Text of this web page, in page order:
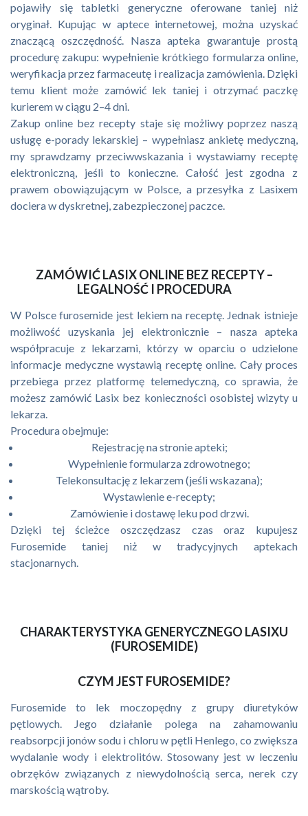
pojawiły się tabletki generyczne oferowane taniej niż
oryginał. Kupując w aptece internetowej, można uzyskać
znaczącą oszczędność. Nasza apteka gwarantuje prostą
procedurę zakupu: wypełnienie krótkiego formularza online,
weryfikacja przez farmaceutę i realizacja zamówienia. Dzięki
temu klient może zamówić lek taniej i otrzymać paczkę
kurierem w ciągu 2–4 dni.
Zakup online bez recepty staje się możliwy poprzez naszą
usługę e-porady lekarskiej – wypełniasz ankietę medyczną,
my sprawdzamy przeciwwskazania i wystawiamy receptę
elektroniczną, jeśli to konieczne. Całość jest zgodna z
prawem obowiązującym w Polsce, a przesyłka z Lasixem
dociera w dyskretnej, zabezpieczonej paczce.
ZAMÓWIĆ LASIX ONLINE BEZ RECEPTY –
LEGALNOŚĆ I PROCEDURA
W Polsce furosemide jest lekiem na receptę. Jednak istnieje
możliwość uzyskania jej elektronicznie – nasza apteka
współpracuje z lekarzami, którzy w oparciu o udzielone
informacje medyczne wystawią receptę online. Cały proces
przebiega przez platformę telemedyczną, co sprawia, że
możesz zamówić Lasix bez konieczności osobistej wizyty u
lekarza.
Procedura obejmuje:
Rejestrację na stronie apteki;
Wypełnienie formularza zdrowotnego;
Telekonsultację z lekarzem (jeśli wskazana);
Wystawienie e-recepty;
Zamówienie i dostawę leku pod drzwi.
Dzięki tej ścieżce oszczędzasz czas oraz kupujesz
Furosemide taniej niż w tradycyjnych aptekach
stacjonarnych.
CHARAKTERYSTYKA GENERYCZNEGO LASIXU
(FUROSEMIDE)
CZYM JEST FUROSEMIDE?
Furosemide to lek moczopędny z grupy diuretyków
pętlowych. Jego działanie polega na zahamowaniu
reabsorpcji jonów sodu i chloru w pętli Henlego, co zwiększa
wydalanie wody i elektrolitów. Stosowany jest w leczeniu
obrzęków związanych z niewydolnością serca, nerek czy
marskością wątroby.